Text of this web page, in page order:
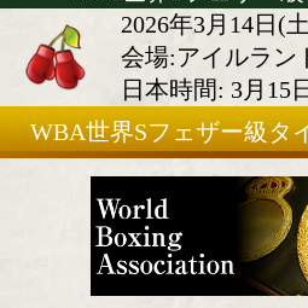
選手検索 TV･ネット欄
WBA世界Sフェ
2026年3月
会場:アイ
日本時間: 3
WBA世界Sフェザ